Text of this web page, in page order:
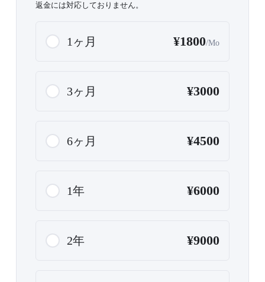
返金には対応しておりません。
1ヶ月 ¥1800/Mo
3ヶ月 ¥3000
6ヶ月 ¥4500
1年 ¥6000
2年 ¥9000